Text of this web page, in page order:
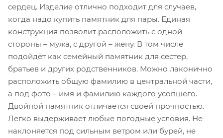
сердец. Изделие отлично подходит для случаев,
когда надо купить памятник для пары. Единая
конструкция позволит расположить с одной
стороны – мужа, с другой – жену. В том числе
подойдёт как семейный памятник для сестер,
братьев и других родственников. Можно лаконично
расположить общую фамилию в центральной части,
а под фото – имя и фамилию каждого усопшего.
Двойной памятник отличается своей прочностью.
Легко выдерживает любые погодные условия. Не
наклоняется под сильным ветром или бурей, не